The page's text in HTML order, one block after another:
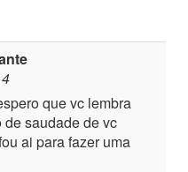
que vc lembra
saudade de vc
ai para fazer uma